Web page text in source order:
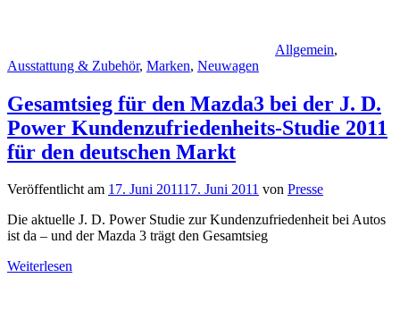
Allgemein,
Ausstattung & Zubehör, Marken, Neuwagen
Gesamtsieg für den Mazda3 bei der J. D.
Power Kundenzufriedenheits-Studie 2011
für den deutschen Markt
Veröffentlicht am 17. Juni 201117. Juni 2011 von Presse
Die aktuelle J. D. Power Studie zur Kundenzufriedenheit bei Autos
ist da – und der Mazda 3 trägt den Gesamtsieg
Weiterlesen